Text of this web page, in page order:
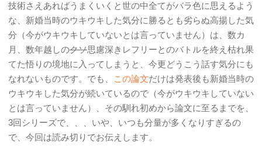
技術さえあればうまくいくと世の中全てがバラ色に思えるよう
な、新婚当時のウキウキした気分に勝るとも劣らぬ高揚した気
分（今がウキウキしていないとは言っていません）は、数カ
月、数年越しのクソ思慮深きレフリーとのバトルを終え枯れ果
てた悟りの境地に入ってしまうと、今更どうこう話す気分にも
なれないものです。でも、
この論文だけは発表後も新婚当時の
ウキウキした気分が続いているので（今がウキウキしていない
とは言っていません）、その馴れ初めから論文に至るまでを、
3回シリーズで、、、いや、いつも分量が多くなりすぎるの
で、今回は読み切りでお伝えします。